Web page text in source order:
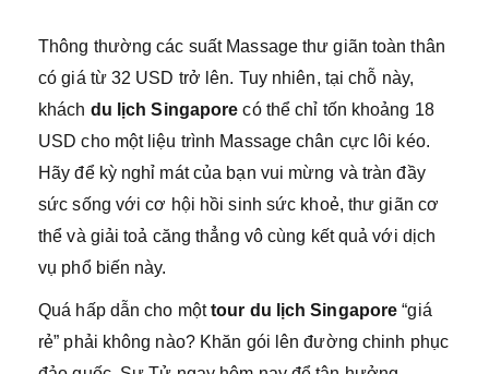
Thông thường các suất Massage thư giãn toàn thân
có giá từ 32 USD trở lên. Tuy nhiên, tại chỗ này,
khách du lịch Singapore có thể chỉ tốn khoảng 18
USD cho một liệu trình Massage chân cực lôi kéo.
Hãy để kỳ nghỉ mát của bạn vui mừng và tràn đầy
sức sống với cơ hội hồi sinh sức khoẻ, thư giãn cơ
thể và giải toả căng thẳng vô cùng kết quả với dịch
vụ phổ biến này.
Quá hấp dẫn cho mộttour du lịch Singapore “giá
rẻ” phải không nào? Khăn gói lên đường chinh phục